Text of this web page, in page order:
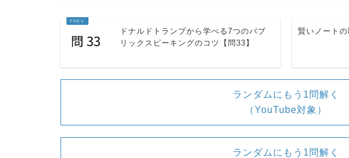
ドナルドトランプから学べる7つのパブ
リックスピーキングのコツ【問33】
賢いノートの
ランダムにもう1問解く
（YouTube対象）
ランダムにもう1問解く